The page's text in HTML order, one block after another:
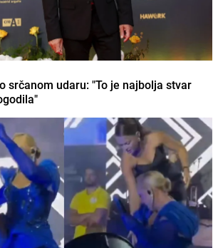
srčanom udaru: "To je najbolja stvar